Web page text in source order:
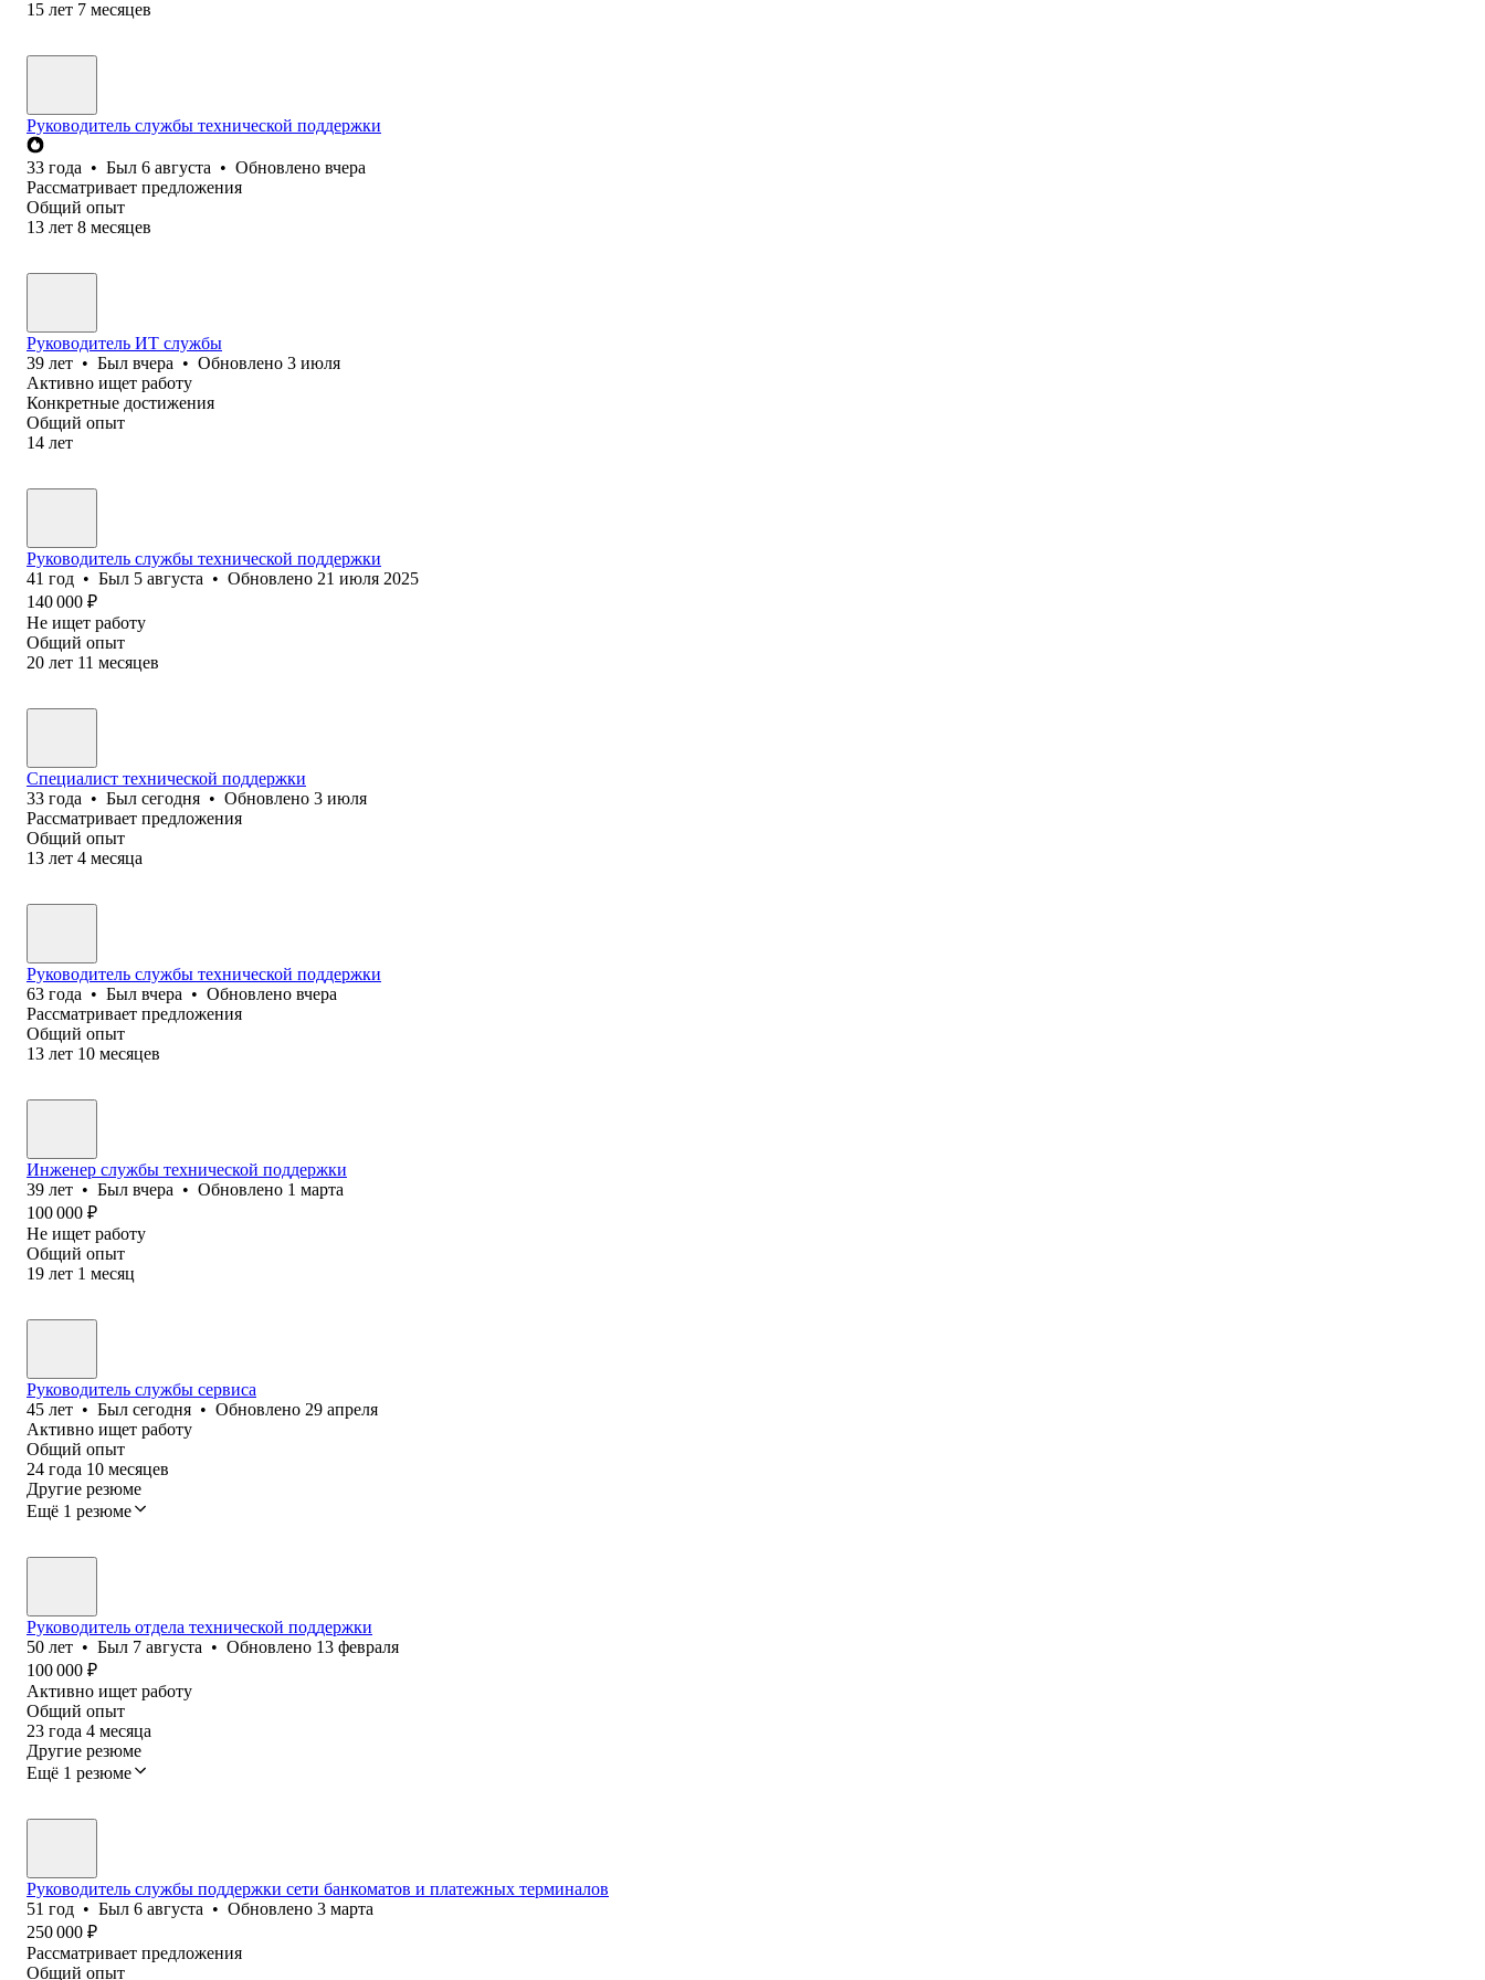
15 лет 7 месяцев
Руководитель службы технической поддержки
33 года • Был 6 августа • Обновлено вчера
Рассматривает предложения
Общий опыт
13 лет 8 месяцев
Руководитель ИТ службы
39 лет • Был вчера • Обновлено 3 июля
Активно ищет работу
Конкретные достижения
Общий опыт
14 лет
Руководитель службы технической поддержки
41 год • Был 5 августа • Обновлено 21 июля 2025
140 000 ₽
Не ищет работу
Общий опыт
20 лет 11 месяцев
Специалист технической поддержки
33 года • Был сегодня • Обновлено 3 июля
Рассматривает предложения
Общий опыт
13 лет 4 месяца
Руководитель службы технической поддержки
63 года • Был вчера • Обновлено вчера
Рассматривает предложения
Общий опыт
13 лет 10 месяцев
Инженер службы технической поддержки
39 лет • Был вчера • Обновлено 1 марта
100 000 ₽
Не ищет работу
Общий опыт
19 лет 1 месяц
Руководитель службы сервиса
45 лет • Был сегодня • Обновлено 29 апреля
Активно ищет работу
Общий опыт
24 года 10 месяцев
Другие резюме
Ещё 1 резюме
Руководитель отдела технической поддержки
50 лет • Был 7 августа • Обновлено 13 февраля
100 000 ₽
Активно ищет работу
Общий опыт
23 года 4 месяца
Другие резюме
Ещё 1 резюме
Руководитель службы поддержки сети банкоматов и платежных терминалов
51 год • Был 6 августа • Обновлено 3 марта
250 000 ₽
Рассматривает предложения
Общий опыт